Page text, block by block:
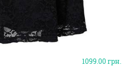
1099.00грн.